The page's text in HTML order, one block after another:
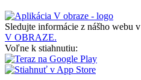
Sledujte informácie z nášho webu v
V OBRAZE.
Voľne k stiahnutiu: